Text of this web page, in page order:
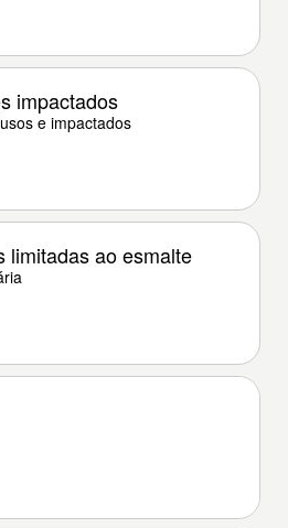
impactados
e impactados
limitadas ao esmalte